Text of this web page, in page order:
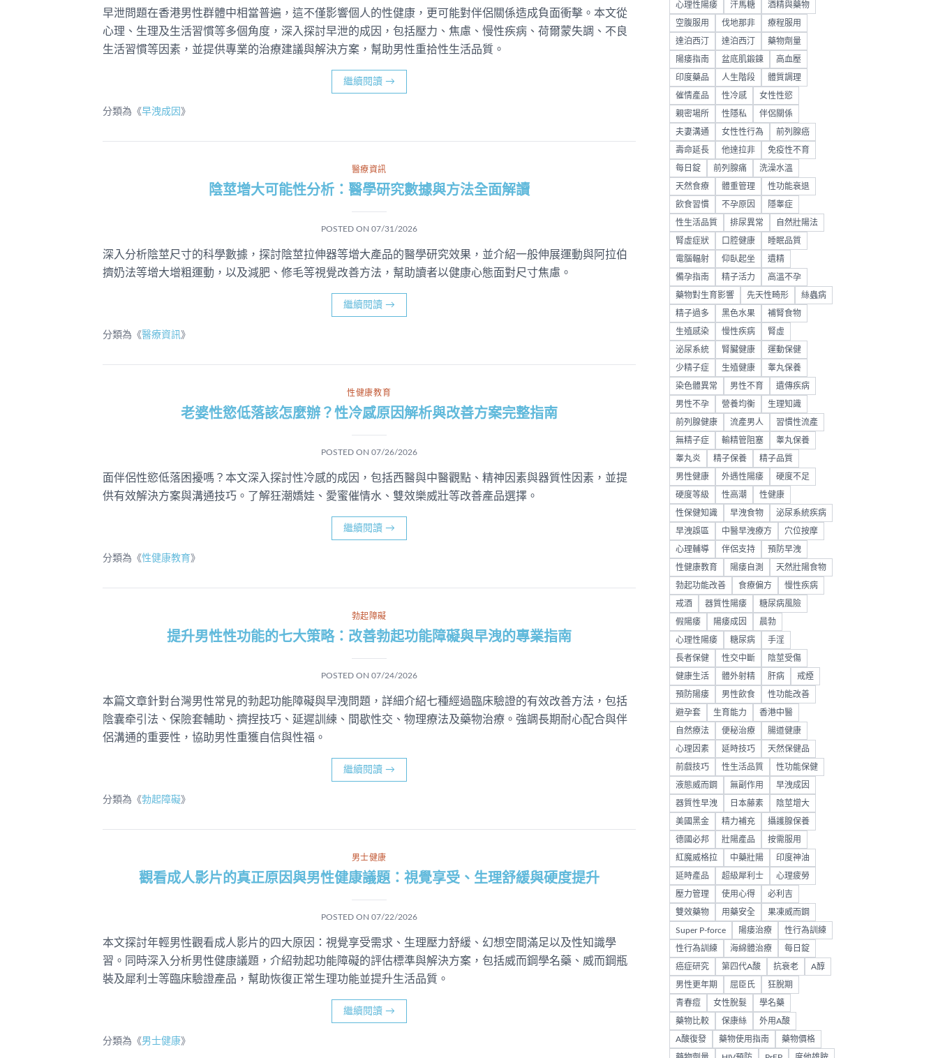
早泄問題在香港男性群體中相當普遍，這不僅影響個人的性健康，更可能對伴侶關係造成負面衝擊。本文從
心理、生理及生活習慣等多個角度，深入探討早泄的成因，包括壓力、焦慮、慢性疾病、荷爾蒙失調、不良
生活習慣等因素，並提供專業的治療建議與解決方案，幫助男性重拾性生活品質。
繼續閱讀 →
分類為《早洩成因 》
醫療資訊
陰莖增大可能性分析：醫學研究數據與方法全面解讀
POSTED ON 07/31/2026
深入分析陰莖尺寸的科學數據，探討陰莖拉伸器等增大產品的醫學研究效果，並介紹一般伸展運動與阿拉伯
擠奶法等增大增粗運動，以及減肥、修毛等視覺改善方法，幫助讀者以健康心態面對尺寸焦慮。
繼續閱讀 →
分類為《醫療資訊》
性健康教育
老婆性慾低落該怎麼辦？性冷感原因解析與改善方案完整指南
POSTED ON 07/26/2026
面伴侶性慾低落困擾嗎？本文深入探討性冷感的成因，包括西醫與中醫觀點、精神因素與器質性因素，並提
供有效解決方案與溝通技巧。了解狂潮嬌娃、愛蜜催情水、雙效樂威壯等改善產品選擇。
繼續閱讀 →
分類為《性健康教育》
勃起障礙
提升男性性功能的七大策略：改善勃起功能障礙與早洩的專業指南
POSTED ON 07/24/2026
本篇文章針對台灣男性常見的勃起功能障礙與早洩問題，詳細介紹七種經過臨床驗證的有效改善方法，包括
陰囊牵引法、保險套輔助、擠捏技巧、延遲訓練、間歇性交、物理療法及藥物治療。強調長期耐心配合與伴
侶溝通的重要性，協助男性重獲自信與性福。
繼續閱讀 →
分類為《勃起障礙》
男士健康
觀看成人影片的真正原因與男性健康議題：視覺享受、生理舒緩與硬度提升
POSTED ON 07/22/2026
本文探討年輕男性觀看成人影片的四大原因：視覺享受需求、生理壓力舒緩、幻想空間滿足以及性知識學
習。同時深入分析男性健康議題，介紹勃起功能障礙的評估標準與解決方案，包括威而鋼學名藥、威而鋼瓶
裝及犀利士等臨床驗證產品，幫助恢復正常生理功能並提升生活品質。
繼續閱讀 →
分類為《男士健康》
心理性陽痿 汗馬糖 酒精與藥物
空腹服用 伐地那非 療程服用
達泊西汀 達泊西汀 藥物劑量
陽痿指南 盆底肌鍛鍊 高血壓
印度藥品 人生階段 體質調理
催情產品 性冷感 女性性慾
親密場所 性隱私 伴侶關係
夫妻溝通 女性性行為 前列腺癌
壽命延長 他達拉非 免疫性不育
每日錠 前列腺痛 洗澡水溫
天然食療 體重管理 性功能衰退
飲食習慣 不孕原因 隱睾症
性生活品質 排尿異常 自然壯陽法
腎虛症狀 口腔健康 睡眠品質
電腦輻射 仰臥起坐 遺精
備孕指南 精子活力 高溫不孕
藥物對生育影響 先天性畸形 絲蟲病
精子過多 黑色水果 補腎食物
生殖感染 慢性疾病 腎虛
泌尿系統 腎臟健康 運動保健
少精子症 生殖健康 睾丸保養
染色體異常 男性不育 遺傳疾病
男性不孕 營養均衡 生理知識
前列腺健康 流產男人 習慣性流產
無精子症 輸精管阻塞 睾丸保養
睾丸炎 精子保養 精子品質
男性健康 外遇性陽痿 硬度不足
硬度等級 性高潮 性健康
性保健知識 早洩食物 泌尿系統疾病
早洩誤區 中醫早洩療方 穴位按摩
心理輔導 伴侶支持 預防早洩
性健康教育 陽痿自測 天然壯陽食物
勃起功能改善 食療偏方 慢性疾病
戒酒 器質性陽痿 糖尿病風險
假陽痿 陽痿成因 晨勃
心理性陽痿 糖尿病 手淫
長者保健 性交中斷 陰莖受傷
健康生活 體外射精 肝病 戒煙
預防陽痿 男性飲食 性功能改善
避孕套 生育能力 香港中醫
自然療法 便秘治療 腸道健康
心理因素 延時技巧 天然保健品
前戲技巧 性生活品質 性功能保健
液態威而鋼 無副作用 早洩成因
器質性早洩 日本藤素 陰莖增大
美國黑金 精力補充 攝護腺保養
德國必邦 壯陽產品 按需服用
紅魔威格拉 中藥壯陽 印度神油
延時產品 超級犀利士 心理疲勞
壓力管理 使用心得 必利吉
雙效藥物 用藥安全 果凍威而鋼
Super P-force 陽痿治療 性行為訓練
性行為訓練 海綿體治療 每日錠
癌症研究 第四代A酸 抗衰老 A醇
男性更年期 屈臣氏 狂脫期
青春痘 女性脫髮 學名藥
藥物比較 保康絲 外用A酸
A酸復發 藥物使用指南 藥物價格